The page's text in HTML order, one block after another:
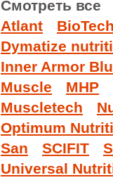
Смотреть все
Atlant
Dymatize
Inner Armor
Muscle
MHP
Muscletech
Optimum
San
SCIFIT
Universal